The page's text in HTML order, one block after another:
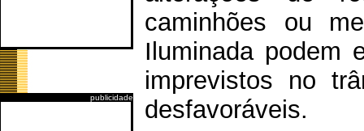
publicidade
caminhões ou
Iluminada podem
imprevistos no
desfavoráveis.